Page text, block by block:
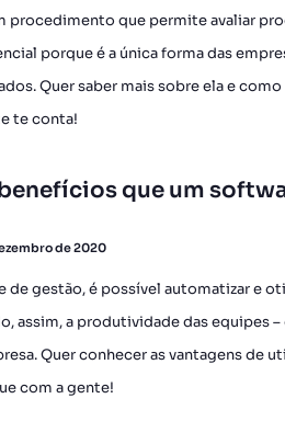
procedimento que permite avaliar
porque é a única forma das
Quer saber mais sobre ela e
te conta!
que um
de 2020
de gestão, é possível automatizar e
assim, a produtividade das equipes
Quer conhecer as vantagens de
com a gente!